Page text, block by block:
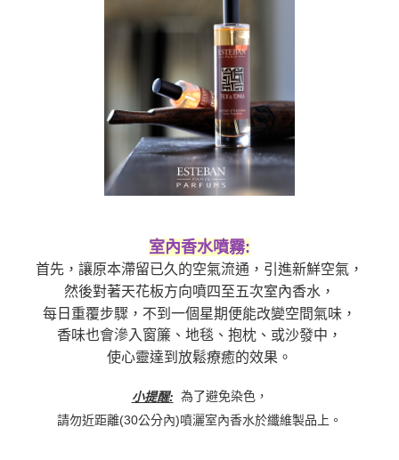
室內香水噴霧:
首先，讓原本滯留已久的空氣流通，引進新鮮空氣，
然後對著天花板方向噴四至五次室內香水，
每日重覆步驟，不到一個星期便能改變空間氣味，
香味也會滲入窗簾、地毯、抱枕、或沙發中，
使心靈達到放鬆療癒的效果。
小提醒: 為了避免染色，
請勿近距離(30公分內)噴灑室內香水於纖維製品上。